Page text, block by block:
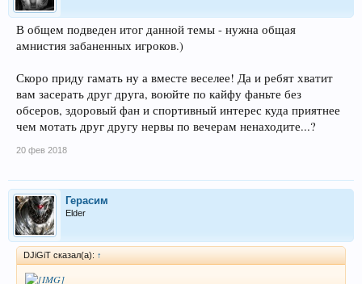
В общем подведен итог данной темы - нужна общая
амнистия забаненных игроков.)
Скоро приду гамать ну а вместе веселее! Да и ребят хватит
вам засерать друг друга, воюйте по кайфу фаньте без
обсеров, здоровый фан и спортивный интерес куда приятнее
чем мотать друг другу нервы по вечерам ненаходите...?
20 фев 2018
Герасим
Elder
DJiGiT сказал(а): ↑